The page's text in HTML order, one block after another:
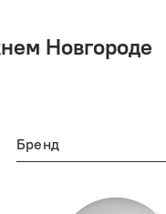
Новгороде
Бренд